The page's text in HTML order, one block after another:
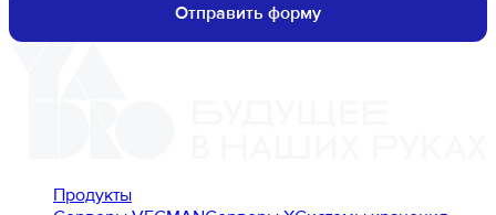
Отправить форму
Продукты